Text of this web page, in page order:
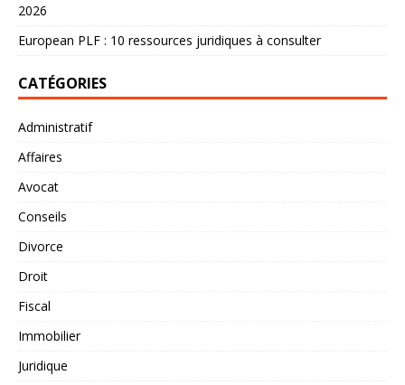
2026
European PLF : 10 ressources juridiques à consulter
CATÉGORIES
Administratif
Affaires
Avocat
Conseils
Divorce
Droit
Fiscal
Immobilier
Juridique